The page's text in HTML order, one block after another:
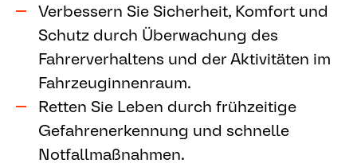
Verbessern Sie Sicherheit, Komfort und
Schutz durch Überwachung des
Fahrerverhaltens und der Aktivitäten im
Fahrzeuginnenraum.
Retten Sie Leben durch frühzeitige
Gefahrenerkennung und schnelle
Notfallmaßnahmen.